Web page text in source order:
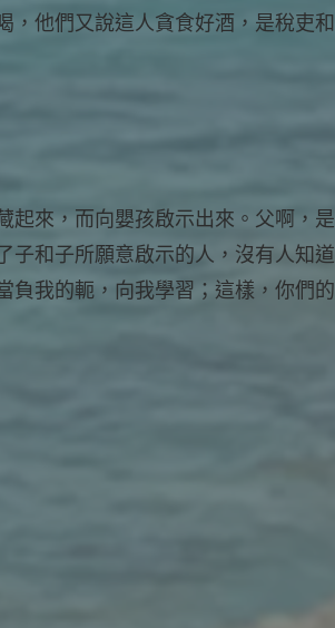
，他們又說這人貪食好酒，是稅吏和
起來，而向嬰孩啟示出來。父啊，是
子和子所願意啟示的人，沒有人知道
負我的軛，向我學習；這樣，你們的